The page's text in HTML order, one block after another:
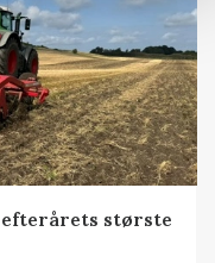
største